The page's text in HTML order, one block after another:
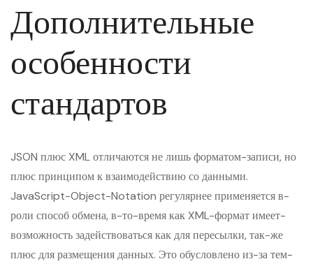
Дополнительные
особенности
стандартов
JSON плюс XML отличаются не лишь форматом-записи, но
плюс принципом к взаимодействию со данными.
JavaScript-Object-Notation регулярнее применяется в-
роли способ обмена, в-то-время как XML-формат имеет-
возможность задействоваться как для пересылки, так-же
плюс для размещения данных. Это обусловлено из-за тем-